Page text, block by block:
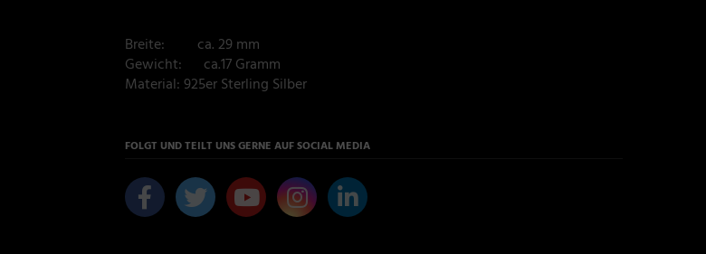
Breite: ca. 29 mm
Gewicht: ca.17 Gramm
Material: 925er Sterling Silber
FOLGT UND TEILT UNS GERNE AUF SOCIAL MEDIA